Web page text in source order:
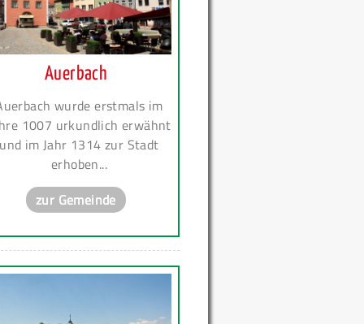
Auerbach
wurde erstmals im
1007 urkundlich erwähnt
und im Jahr 1314 zur Stadt
erhoben...
zur Gemeinde